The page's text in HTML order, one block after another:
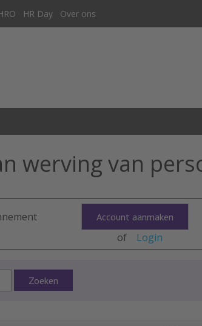
HR Day Over ons
werving van
Account aanmaken
of Login
Zoeken